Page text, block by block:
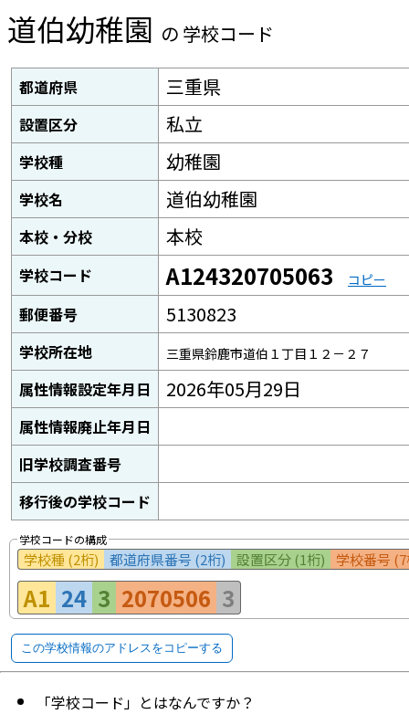
道伯幼稚園 の 学校コード
都道府県 三重県
設置区分 私立
学校種 幼稚園
学校名 道伯幼稚園
本校・分校 本校
学校コード A124320705063 コピー
郵便番号 5130823
学校所在地 三重県鈴鹿市道伯１丁目１２－２７
属性情報設定年月日 2026年05月29日
属性情報廃止年月日
旧学校調査番号
移行後の学校コード
学校コードの構成
学校種 (2桁) 都道府県番号 (2桁) 設置区分 (1桁) 学校番号
A1 24 3 2070506 3
この学校情報のアドレスをコピーする
「学校コード」とはなんですか？